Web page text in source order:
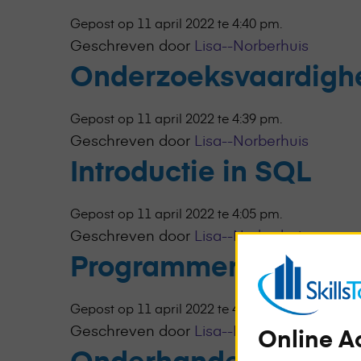
Gepost op 11 april 2022 te 4:40 pm.
Geschreven door Lisa--Norberhuis
Gepost op 11 april 2022 te 4:39 pm.
Geschreven door Lisa--Norberhuis
Introductie in SQL
Gepost op 11 april 2022 te 4:05 pm.
Geschreven door Lisa--Norberhuis
Programmeren met
Gepost op 11 april 2022 te 4:04 pm.
Geschreven door Lisa--Norberhuis
Online